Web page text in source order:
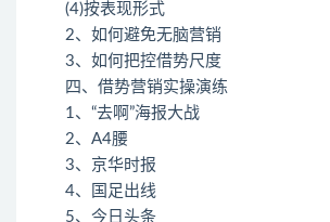
(4)按表现形式
2、如何避免无脑营销
3、如何把控借势尺度
四、借势营销实操演练
1、“去啊”海报大战
2、A4腰
3、京华时报
4、国足出线
5、今日头条